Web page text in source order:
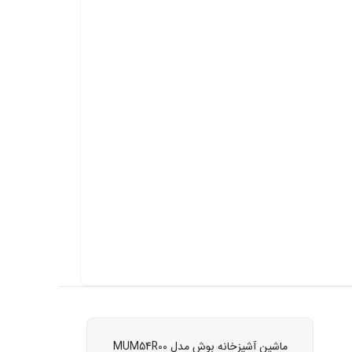
ماشین آشپزخانه بوش مدل MUM54R00